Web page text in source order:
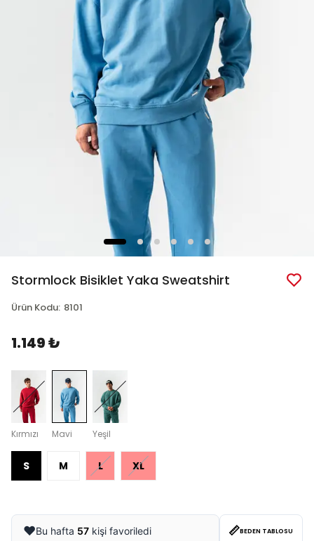
Stormlock Bisiklet Yaka Sweatshirt
Ürün Kodu: 8101
1.149 ₺
Kırmızı Mavi Yeşil
S M L XL
❤️Bu hafta 57 kişi favoriledi 📏BEDEN TABLOSU